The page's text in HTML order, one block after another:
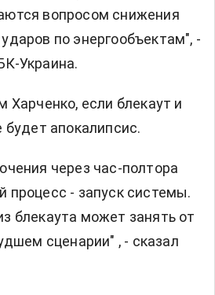
вопросом снижения
по энергообъектам", -
Украина.
Харченко, если блекаут и
будет апокалипсис.
через час-полтора
процесс - запуск системы.
блекаута может занять от
сценарии" , - сказал